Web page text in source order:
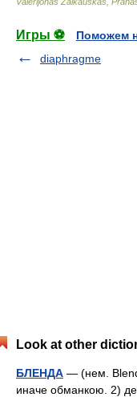
Игры ⚽
Поможем
diaphragme
Look at other
БЛЕНДА — (нем.
иначе обманкою. 2)